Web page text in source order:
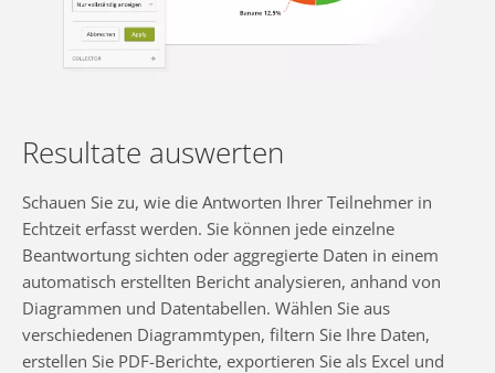
Resultate auswerten
Schauen Sie zu, wie die Antworten Ihrer Teilnehmer in
Echtzeit erfasst werden. Sie können jede einzelne
Beantwortung sichten oder aggregierte Daten in einem
automatisch erstellten Bericht analysieren, anhand von
Diagrammen und Datentabellen. Wählen Sie aus
verschiedenen Diagrammtypen, filtern Sie Ihre Daten,
erstellen Sie PDF-Berichte, exportieren Sie als Excel und